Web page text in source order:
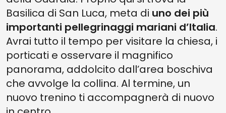
Basilica di San Luca, meta di uno dei più
importanti pellegrinaggi mariani d’Italia.
Avrai tutto il tempo per visitare la chiesa, i
porticati e osservare il magnifico
panorama, addolcito dall’area boschiva
che avvolge la collina. Al termine, un
nuovo trenino ti accompagnerà di nuovo